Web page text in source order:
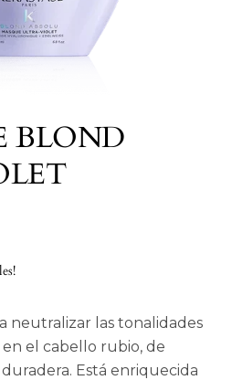
BLOND
neutralizar las tonalidades
en el cabello rubio, de
Está enriquecida